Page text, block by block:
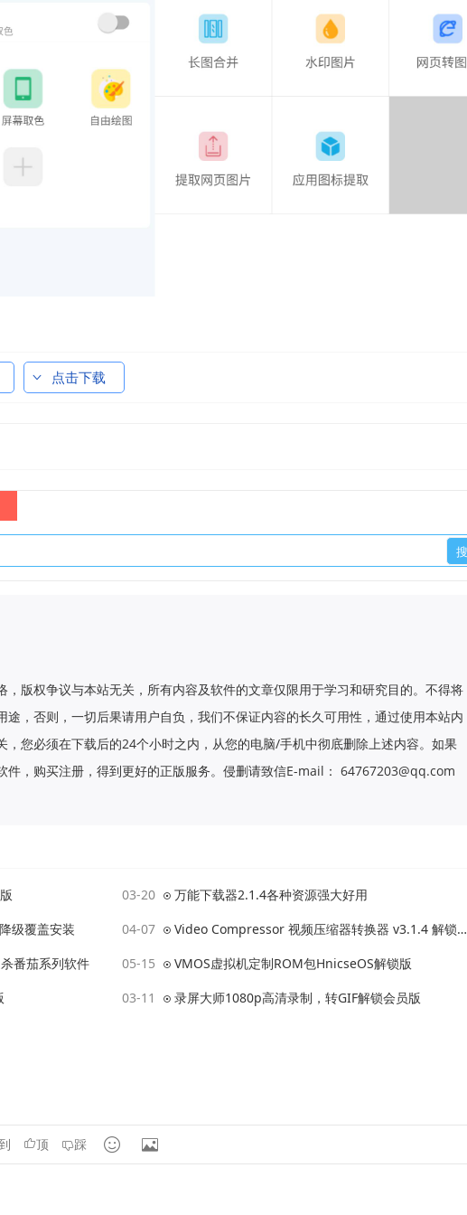
点击下载
，版权争议与本站无关，所有内容及软件的文章仅限用于学习和研究目的。不得将
途，否则，一切后果请用户自负，我们不保证内容的长久可用性，通过使用本站内
，您必须在下载后的24个小时之内，从您的电脑/手机中彻底删除上述内容。如果
件，购买注册，得到更好的正版服务。侵删请致信E-mail： 64767203@qq.com
03-20 万能下载器2.1.4各种资源强大好用
级覆盖安装
04-07 Video Compressor 视频压缩器转换器 v3.1.4 解锁高级版
番茄系列软件
05-15 VMOS虚拟机定制ROM包HnicseOS解锁版
03-11 录屏大师1080p高清录制，转GIF解锁会员版
顶 踩  